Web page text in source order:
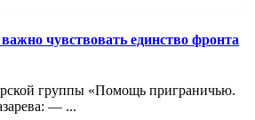
чувствовать единство фронта
группы «Помощь приграничью.
— ...